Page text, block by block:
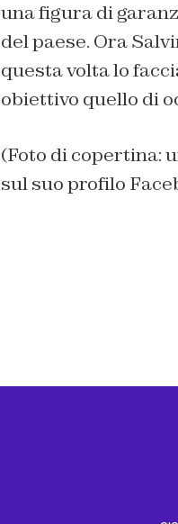
una figura di
del paese. Ora
questa volta lo
obiettivo quello di
(Foto di copertina:
sul suo profilo